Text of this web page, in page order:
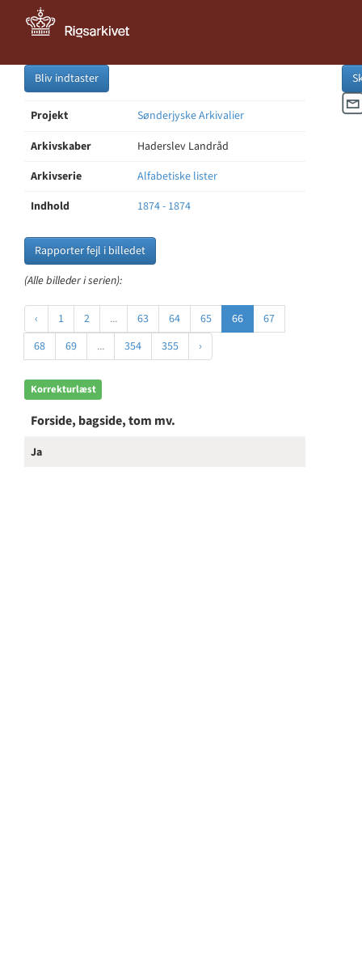
Bliv indtaster
Projekt
Sønderjyske Arkivalier
Arkivskaber
Haderslev Landråd
Arkivserie
Alfabetiske lister
Indhold
1874 - 1874
Rapporter fejl i billedet
(Alle billeder i serien):
‹ 1 2 ... 63 64 65 66
67
68
69 ... 354 355 ›
Korrekturlæst
Forside, bagside, tom mv.
Ja